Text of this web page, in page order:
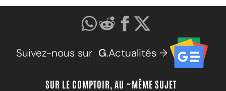
Suivez-nous sur G.Actualités →
SUR LE COMPTOIR, AU ~MÊME SUJET